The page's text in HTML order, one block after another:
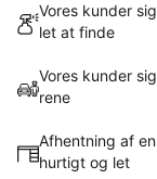
Vores kunder
let at finde
Vores kunder
rene
Afhentning af
hurtigt og let